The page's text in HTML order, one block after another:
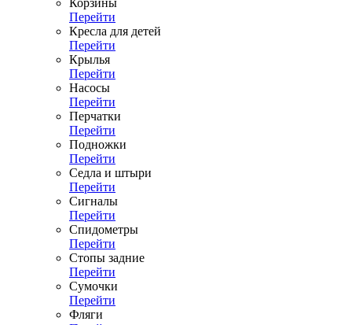
Корзины
Перейти
Кресла для детей
Перейти
Крылья
Перейти
Насосы
Перейти
Перчатки
Перейти
Подножки
Перейти
Седла и штыри
Перейти
Сигналы
Перейти
Спидометры
Перейти
Стопы задние
Перейти
Сумочки
Перейти
Фляги